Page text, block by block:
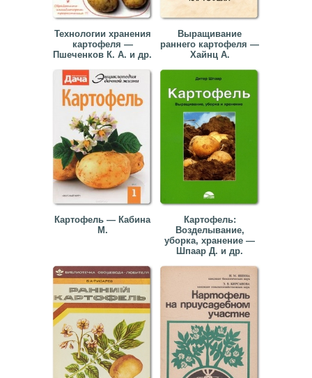
Технологии хранения
картофеля —
Пшеченков К. А. и др.
Выращивание
раннего картофеля —
Хайнц А.
Картофель — Кабина
М.
Картофель:
Возделывание,
уборка, хранение —
Шпаар Д. и др.